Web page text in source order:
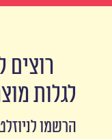
רוצים
לגלות
הרשמו